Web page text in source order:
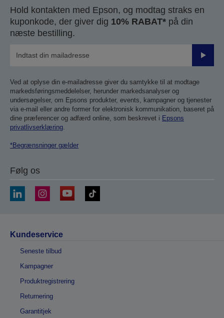
Hold kontakten med Epson, og modtag straks en
kuponkode, der giver dig 10% RABAT* på din
næste bestilling.
Send
Ved at oplyse din e-mailadresse giver du samtykke til at modtage
markedsføringsmeddelelser, herunder markedsanalyser og
undersøgelser, om Epsons produkter, events, kampagner og tjenester
via e-mail eller andre former for elektronisk kommunikation, baseret på
dine præferencer og adfærd online, som beskrevet i Epsons
privatlivserklæring.
*Begrænsninger gælder
Følg os
Kundeservice
Seneste tilbud
Kampagner
Produktregistrering
Returnering
Garantitjek